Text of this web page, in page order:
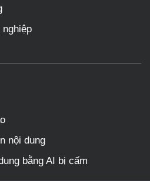
nội dung
bằng AI bị cấm